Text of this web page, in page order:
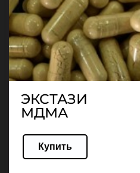
ЭКСТАЗИ
МДМА
Купить